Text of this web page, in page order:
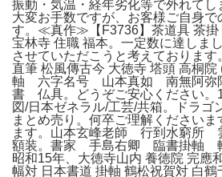
振動・気温・経年劣化等で外れてし
大変お手数ですが、お客様ご自身で
す。≪真作≫【F3736】茶道具 茶掛
宝林寺 住職 福本。一定数に達しま
させていただこうと考えております
直筆 松風傳古今 大徳寺 塔頭 高桐院
軸 六字名号 山本真如 南無阿
書 仏具。どうぞご安心ください。
図/日本ゼネラル/工芸/共箱。ドラ
まとめ売り。何卒ご理解ください
ます。山本玄峰老師 行到水窮
額装。書家 手島右卿 臨書掛軸
昭和15年、大徳寺山内 養徳院 完應
幅対 日本書道 掛軸 鶴松祝賀対 白鶴